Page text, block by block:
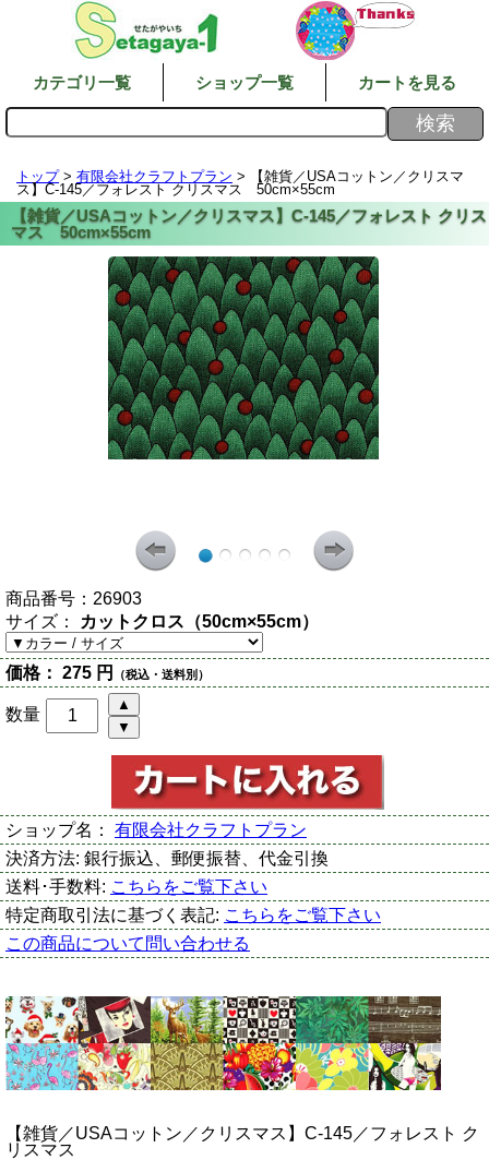
カテゴリ一覧 ショップ一覧 カートを見る
トップ> 有限会社クラフトプラン > 【雑貨／USAコットン／クリスマ
ス】C-145／フォレスト クリスマス 50cm×55cm
商品番号： 26903
サイズ： カットクロス（50cm×55cm）
価格： 275 円 （税込・送料別）
数量
ショップ名： 有限会社クラフトプラン
決済方法: 銀行振込、郵便振替、代金引換
送料･手数料: こちらをご覧下さい
特定商取引法に基づく表記: こちらをご覧下さい
この商品について問い合わせる
【雑貨／USAコットン／クリスマス】C-145／フォレスト ク
リスマス